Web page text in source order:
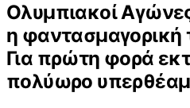
Ολυμπιακοί
η φαντασμαγορική
Για πρώτη φορά
πολύωρο